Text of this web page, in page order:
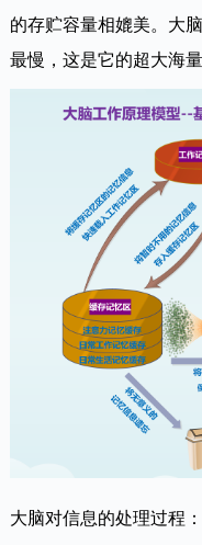
的存贮容量相媲美。大
最慢，这是它的超大海
大脑对信息的处理过程：